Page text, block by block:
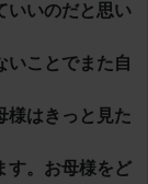
いいのだと思い
いことでまた自
様はきっと見た
す。お母様をど